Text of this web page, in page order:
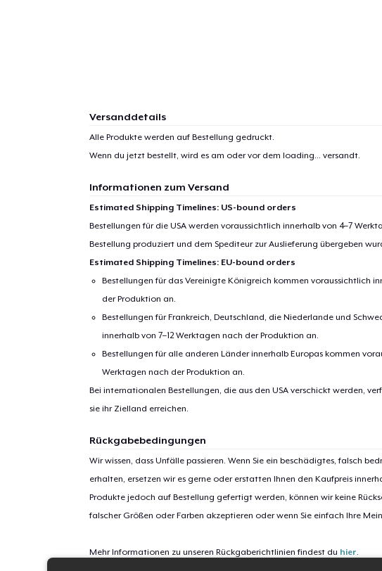
Versanddetails
Alle Produkte werden auf Bestellung gedruckt.
Wenn du jetzt bestellt, wird es am oder vor dem loading... versandt.
Informationen zum Versand
Estimated Shipping Timelines: US-bound orders
Bestellungen für die USA werden voraussichtlich innerhalb von 4–7
Bestellung produziert und dem Spediteur zur Auslieferung übergeben
Estimated Shipping Timelines: EU-bound orders
Bestellungen für das Vereinigte Königreich kommen voraussichtlich
der Produktion an.
Bestellungen für Frankreich, Deutschland, die Niederlande und
innerhalb von 7–12 Werktagen nach der Produktion an.
Bestellungen für alle anderen Länder innerhalb Europas kommen
Werktagen nach der Produktion an.
Bei internationalen Bestellungen, die aus den USA verschickt werden,
sie ihr Zielland erreichen.
Rückgabebedingungen
Wir wissen, dass Unfälle passieren. Wenn Sie ein beschädigtes, falsch
erhalten, ersetzen wir es gerne oder erstatten Ihnen den Kaufpreis
Produkte jedoch auf Bestellung gefertigt werden, können wir keine
falscher Größen oder Farben akzeptieren oder wenn Sie einfach Ihre
Mehr Informationen zu unseren Rückgaberichtlinien findest du hier.
Zur Kasse
Unisex
Unisex
Mug
Unisex